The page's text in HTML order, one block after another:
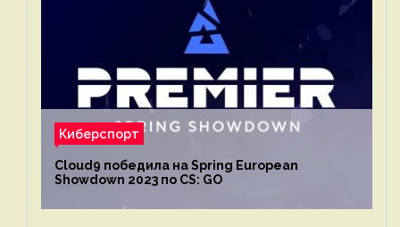
Киберспорт
Cloud9 победила на Spring European
Showdown 2023 по CS: GO